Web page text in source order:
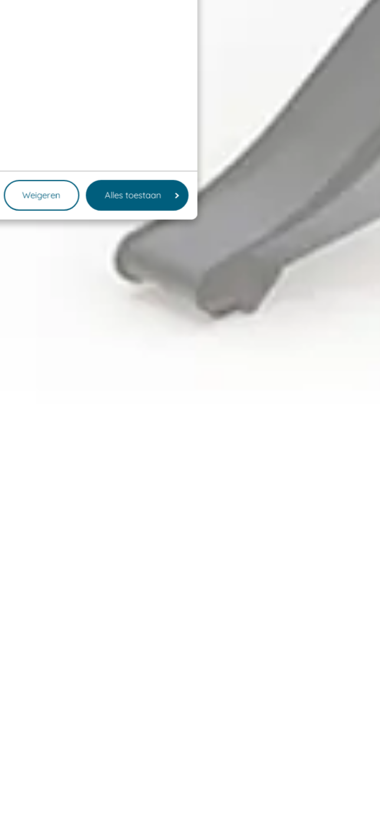
Weigeren Alles toestaan